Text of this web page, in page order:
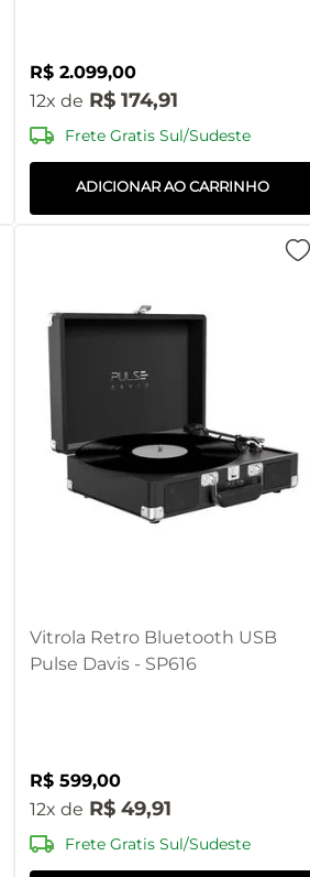
R$ 2.099,00
12
R$ 174,91
Frete Gratis Sul/Sudeste
ADICIONAR AO CARRINHO
Vitrola Retro Bluetooth USB
Pulse Davis - SP616
R$ 599,00
12
R$ 49,91
Frete Gratis Sul/Sudeste